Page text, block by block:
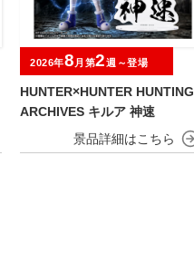
HUNTER×HUNTER HUNTING
ARCHIVES キルア 神速
2026年8 月第2週～登場